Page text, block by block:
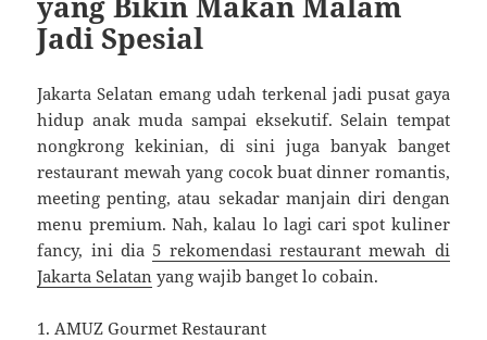
Jadi Spesial
Jakarta Selatan emang udah terkenal jadi pusat gaya
hidup anak muda sampai eksekutif. Selain tempat
nongkrong kekinian, di sini juga banyak banget
restaurant mewah yang cocok buat dinner romantis,
meeting penting, atau sekadar manjain diri dengan
menu premium. Nah, kalau lo lagi cari spot kuliner
fancy, ini dia 5 rekomendasi restaurant mewah di
Jakarta Selatan yang wajib banget lo cobain.
1. AMUZ Gourmet Restaurant